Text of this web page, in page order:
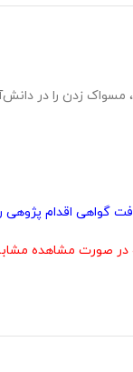
زدن را در
گواهی اقدام
مشاهده مشابه